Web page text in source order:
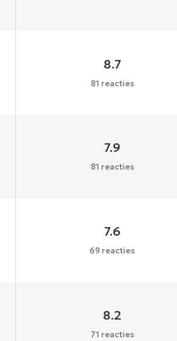
8.7
81 reacties
7.9
81 reacties
7.6
69 reacties
8.2
71 reacties